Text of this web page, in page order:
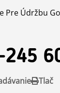
Pre Údržbu
245
Tlač